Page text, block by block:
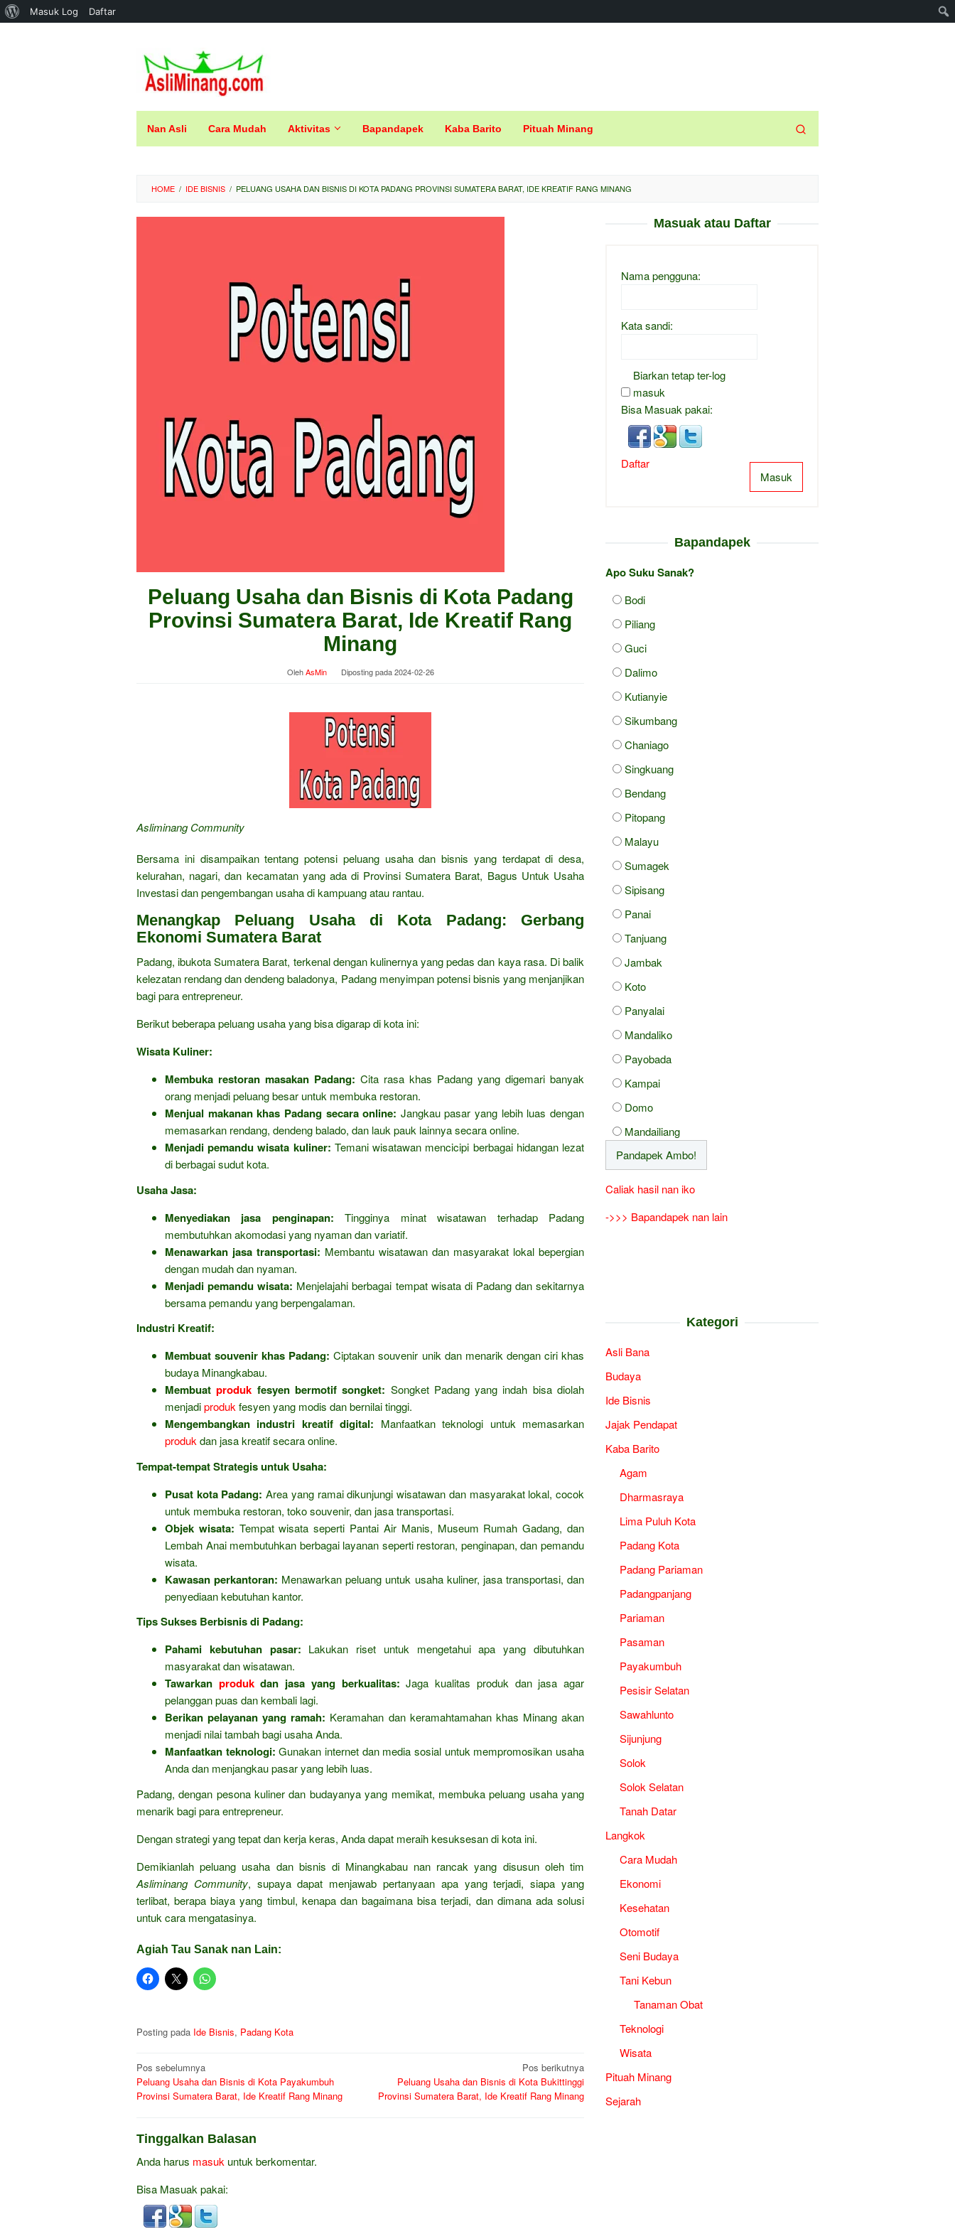
Tentang
Masuk Log Daftar
konten
Nan Asli Cara Mudah Aktivitas Bapandapek Kaba Barito Pituah Minang
HOME / IDE BISNIS / PELUANG USAHA DAN BISNIS DI KOTA PADANG PROVINSI SUMATERA BARAT, IDE KREATIF RANG MINANG
Peluang Usaha dan Bisnis di Kota Padang
Provinsi Sumatera Barat, Ide Kreatif Rang
Minang
OlehAsMin Diposting pada2024-02-26
Asliminang Community
Bersama ini disampaikan tentang potensi peluang usaha dan bisnis yang terdapat di desa,
kelurahan, nagari, dan kecamatan yang ada di Provinsi Sumatera Barat, Bagus Untuk Usaha
Investasi dan pengembangan usaha di kampuang atau rantau.
Menangkap Peluang Usaha di Kota Padang: Gerbang
Ekonomi Sumatera Barat
Padang, ibukota Sumatera Barat, terkenal dengan kulinernya yang pedas dan kaya rasa. Di balik
kelezatan rendang dan dendeng baladonya, Padang menyimpan potensi bisnis yang menjanjikan
bagi para entrepreneur.
Berikut beberapa peluang usaha yang bisa digarap di kota ini:
Wisata Kuliner:
Membuka restoran masakan Padang: Cita rasa khas Padang yang digemari banyak
orang menjadi peluang besar untuk membuka restoran.
Menjual makanan khas Padang secara online: Jangkau pasar yang lebih luas dengan
memasarkan rendang, dendeng balado, dan lauk pauk lainnya secara online.
Menjadi pemandu wisata kuliner: Temani wisatawan mencicipi berbagai hidangan lezat
di berbagai sudut kota.
Usaha Jasa:
Menyediakan jasa penginapan: Tingginya minat wisatawan terhadap Padang
membutuhkan akomodasi yang nyaman dan variatif.
Menawarkan jasa transportasi: Membantu wisatawan dan masyarakat lokal bepergian
dengan mudah dan nyaman.
Menjadi pemandu wisata: Menjelajahi berbagai tempat wisata di Padang dan sekitarnya
bersama pemandu yang berpengalaman.
Industri Kreatif:
Membuat souvenir khas Padang: Ciptakan souvenir unik dan menarik dengan ciri khas
budaya Minangkabau.
Membuatproduk fesyen bermotif songket: Songket Padang yang indah bisa diolah
menjadiproduk fesyen yang modis dan bernilai tinggi.
Mengembangkan industri kreatif digital: Manfaatkan teknologi untuk memasarkan
produk dan jasa kreatif secara online.
Tempat-tempat Strategis untuk Usaha:
Pusat kota Padang: Area yang ramai dikunjungi wisatawan dan masyarakat lokal, cocok
untuk membuka restoran, toko souvenir, dan jasa transportasi.
Objek wisata: Tempat wisata seperti Pantai Air Manis, Museum Rumah Gadang, dan
Lembah Anai membutuhkan berbagai layanan seperti restoran, penginapan, dan pemandu
wisata.
Kawasan perkantoran: Menawarkan peluang untuk usaha kuliner, jasa transportasi, dan
penyediaan kebutuhan kantor.
Tips Sukses Berbisnis di Padang:
Pahami kebutuhan pasar: Lakukan riset untuk mengetahui apa yang dibutuhkan
masyarakat dan wisatawan.
Tawarkan produkdan jasa yang berkualitas: Jaga kualitas produk dan jasa agar
pelanggan puas dan kembali lagi.
Berikan pelayanan yang ramah: Keramahan dan keramahtamahan khas Minang akan
menjadi nilai tambah bagi usaha Anda.
Manfaatkan teknologi: Gunakan internet dan media sosial untuk mempromosikan usaha
Anda dan menjangkau pasar yang lebih luas.
Padang, dengan pesona kuliner dan budayanya yang memikat, membuka peluang usaha yang
menarik bagi para entrepreneur.
Dengan strategi yang tepat dan kerja keras, Anda dapat meraih kesuksesan di kota ini.
Demikianlah peluang usaha dan bisnis di Minangkabau nan rancak yang disusun oleh tim
Asliminang Community, supaya dapat menjawab pertanyaan apa yang terjadi, siapa yang
terlibat, berapa biaya yang timbul, kenapa dan bagaimana bisa terjadi, dan dimana ada solusi
untuk cara mengatasinya.
Agiah Tau Sanak nan Lain:
Posting pada Ide Bisnis, Padang Kota
Navigasi
pos
Pos sebelumnya
Peluang Usaha dan Bisnis di Kota Payakumbuh
Provinsi Sumatera Barat, Ide Kreatif Rang Minang
Pos berikutnya
Peluang Usaha dan Bisnis di Kota Bukittinggi
Provinsi Sumatera Barat, Ide Kreatif Rang Minang
Tinggalkan Balasan
Anda harus masuk untuk berkomentar.
Bisa Masuak pakai:
Masuak atau Daftar
Nama pengguna:
Kata sandi:
Biarkan tetap ter-log
masuk
Bisa Masuak pakai:
Masuk
Daftar
Bapandapek
Apo Suku Sanak?
Bodi
Piliang
Guci
Dalimo
Kutianyie
Sikumbang
Chaniago
Singkuang
Bendang
Pitopang
Malayu
Sumagek
Sipisang
Panai
Tanjuang
Jambak
Koto
Panyalai
Mandaliko
Payobada
Kampai
Domo
Mandailiang
Caliak hasil nan iko
->>> Bapandapek nan lain
Kategori
Asli Bana
Budaya
Ide Bisnis
Jajak Pendapat
Kaba Barito
Agam
Dharmasraya
Lima Puluh Kota
Padang Kota
Padang Pariaman
Padangpanjang
Pariaman
Pasaman
Payakumbuh
Pesisir Selatan
Sawahlunto
Sijunjung
Solok
Solok Selatan
Tanah Datar
Langkok
Cara Mudah
Ekonomi
Kesehatan
Otomotif
Seni Budaya
Tani Kebun
Tanaman Obat
Teknologi
Wisata
Pituah Minang
Sejarah